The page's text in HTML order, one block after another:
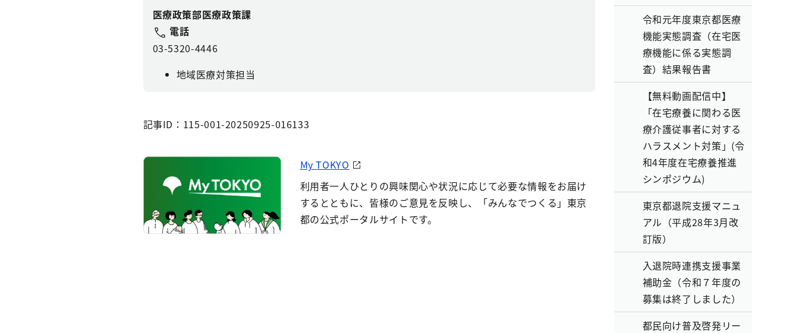
医療政策部医療政策課
電話
03-5320-4446
地域医療対策担当
記事ID：115-001-20250925-016133
My TOKYO
利用者一人ひとりの興味関心や状況に応じて必要な情報をお届け
するとともに、皆様のご意見を反映し、「みんなでつくる」東京
都の公式ポータルサイトです。
令和元年度東京都医療
機能実態調査（在宅医
療機能に係る実態調
査）結果報告書
【無料動画配信中】
「在宅療養に関わる医
療介護従事者に対する
ハラスメント対策」(令
和4年度在宅療養推進
シンポジウム)
東京都退院支援マニュ
アル（平成28年3月改
訂版）
入退院時連携支援事業
補助金（令和７年度の
募集は終了しました）
都民向け普及啓発リー